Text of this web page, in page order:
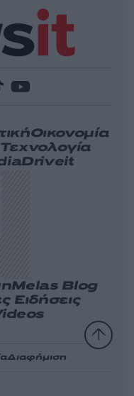
Οικονομία
Τεχνολογία
Driveit
Melas Blog
Ειδήσεις
Διαφήμιση